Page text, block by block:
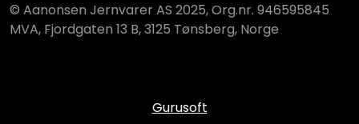
© Aanonsen Jernvarer AS 2025, Org.nr. 946595845
MVA, Fjordgaten 13 B, 3125 Tønsberg, Norge
Gurusoft